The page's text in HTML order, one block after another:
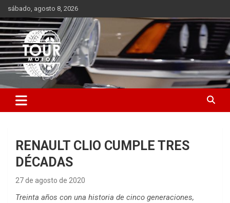
Saltar
al
contenido
sábado, agosto 8, 2026
Tour Motor
Plataforma de contenido audiovisual para el sector automotriz
RENAULT CLIO CUMPLE TRES
DÉCADAS
27 de agosto de 2020
Treinta años con una historia de cinco generaciones,